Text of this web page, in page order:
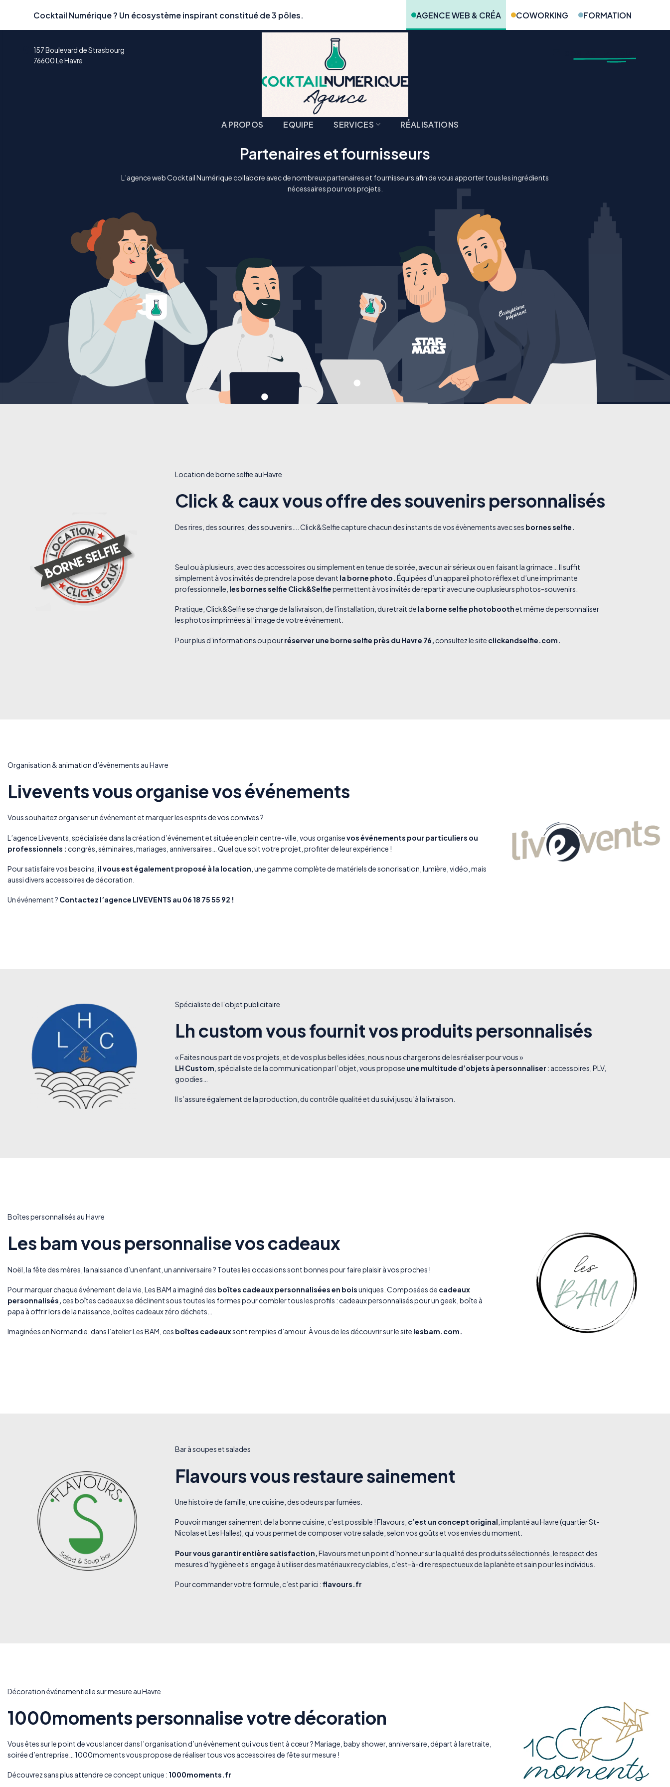
content
Cocktail Numérique ? Un écosystème inspirant constitué de 3 pôles. AGENCE WEB & CRÉA COWORKING FORMATION
157 Boulevard de Strasbourg
76600 Le Havre
A PROPOS EQUIPE SERVICES RÉALISATIONS
Partenaires et fournisseurs
L’agence web Cocktail Numérique collabore avec de nombreux partenaires et fournisseurs afin de vous apporter tous les ingrédients
nécessaires pour vos projets.
Location de borne selfie au Havre
Click & caux vous offre des souvenirs personnalisés
Des rires, des sourires, des souvenirs…. Click&Selfie capture chacun des instants de vos évènements avec ses bornes selfie.
Seul ou à plusieurs, avec des accessoires ou simplement en tenue de soirée, avec un air sérieux ou en faisant la grimace… Il suffit
simplement à vos invités de prendre la pose devant la borne photo. Équipées d’un appareil photo réflex et d’une imprimante
professionnelle, les bornes selfie Click&Selfiepermettent à vos invités de repartir avec une ou plusieurs photos-souvenirs.
Pratique, Click&Selfie se charge de la livraison, de l’installation, du retrait de la borne selfie photoboothet même de personnaliser
les photos imprimées à l’image de votre événement.
Pour plus d’informations ou pourréserver une borne selfie près du Havre 76, consultez le site clickandselfie.com.
Organisation & animation d’évènements au Havre
Livevents vous organise vos événements
Vous souhaitez organiser un événement et marquer les esprits de vos convives ?
L’agence Livevents, spécialisée dans la création d’événement et située en plein centre-ville, vous organisevos événements pour particuliers ou
professionnels : congrès, séminaires, mariages, anniversaires… Quel que soit votre projet, profiter de leur expérience !
Pour satisfaire vos besoins, il vous est également proposé à la location , une gamme complète de matériels de sonorisation, lumière, vidéo, mais
aussi divers accessoires de décoration.
Un événement ? Contactez l’agence LIVEVENTS au 06 18 75 55 92 !
Spécialiste de l’objet publicitaire
Lh custom vous fournit vos produits personnalisés
« Faites nous part de vos projets, et de vos plus belles idées, nous nous chargerons de les réaliser pour vous »
LH Custom spécialiste de la communication par l’objet, vous propose une multitude d’objets à personnaliser : accessoires, PLV,
goodies…
Il s’assure également de la production, du contrôle qualité et du suivi jusqu’à la livraison.
Boîtes personnalisés au Havre
Les bam vous personnalise vos cadeaux
Noël, la fête des mères, la naissance d’un enfant, un anniversaire ? Toutes les occasions sont bonnes pour faire plaisir à vos proches !
Pour marquer chaque événement de la vie, Les BAM a imaginé des boîtes cadeaux personnalisées en boisuniques. Composées de cadeaux
personnalisés,ces boîtes cadeaux se déclinent sous toutes les formes pour combler tous les profils :cadeaux personnalisés pour un geek boîte à
papa à offrir lors de la naissance, boîtes cadeaux zéro déchets
Imaginées en Normandie, dans l’atelier Les BAM, ces boîtes cadeauxsont remplies d’amour. À vous de les découvrir sur le site lesbam.com.
Bar à soupes et salades
Flavours vous restaure sainement
Une histoire de famille, une cuisine, des odeurs parfumées.
Pouvoir manger sainement de la bonne cuisine, c’est possible ! Flavours, c’est un concept original , implanté au Havre (quartier St-
Nicolas et Les Halles), qui vous permet de composer votre salade, selon vos goûts et vos envies du moment.
Pour vous garantir entière satisfaction, Flavours met un point d’honneur sur la qualité des produits sélectionnés, le respect des
mesures d’hygiène et s’engage à utiliser des matériaux recyclables, c’est-à-dire respectueux de la planète et sain pour les individus.
Pour commander votre formule, c’est par ici :flavours.fr
Décoration événementielle sur mesure au Havre
1000moments personnalise votre décoration
Vous êtes sur le point de vous lancer dans l’organisation d’un évènement qui vous tient à cœur ? Mariage, baby shower, anniversaire, départ à la retraite,
soirée d’entreprise… 1000moments vous propose de réaliser tous vos accessoires de fête sur mesure !
Découvrez sans plus attendre ce concept unique : 1000moments.fr